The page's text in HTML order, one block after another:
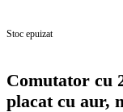
Stoc epuizat
Comutator cu
placat cu aur,